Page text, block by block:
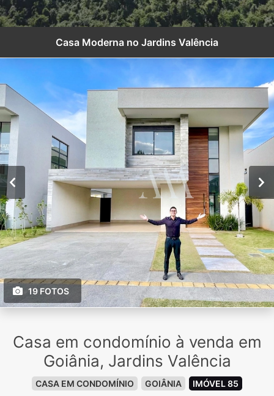
Casa Moderna no Jardins Valência
19 FOTOS
Casa em condomínio à venda em
Goiânia, Jardins Valência
CASA EM CONDOMÍNIO GOIÂNIA IMÓVEL 85